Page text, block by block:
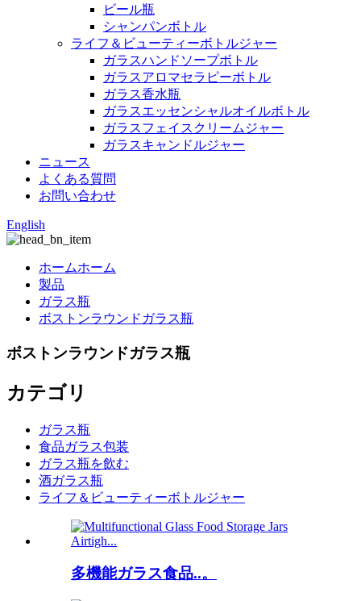
ビール瓶
シャンパンボトル
ライフ＆ビューティーボトルジャー
ガラスハンドソープボトル
ガラスアロマセラピーボトル
ガラス香水瓶
ガラスエッセンシャルオイルボトル
ガラスフェイスクリームジャー
ガラスキャンドルジャー
ニュース
よくある質問
お問い合わせ
English
ホームホーム
製品
ガラス瓶
ボストンラウンドガラス瓶
ボストンラウンドガラス瓶
カテゴリ
ガラス瓶
食品ガラス包装
ガラス瓶を飲む
酒ガラス瓶
ライフ＆ビューティーボトルジャー
多機能ガラス食品..。